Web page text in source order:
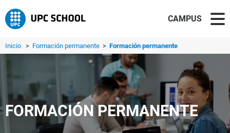
CAMPUS
Inicio > Formación permanente > Formación permanente
FORMACIÓN PERMANENTE